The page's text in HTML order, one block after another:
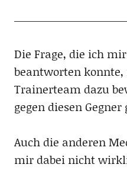
Die Frage, die ich
beantworten konnte,
Trainerteam dazu
gegen diesen
Auch die anderen
mir dabei nicht